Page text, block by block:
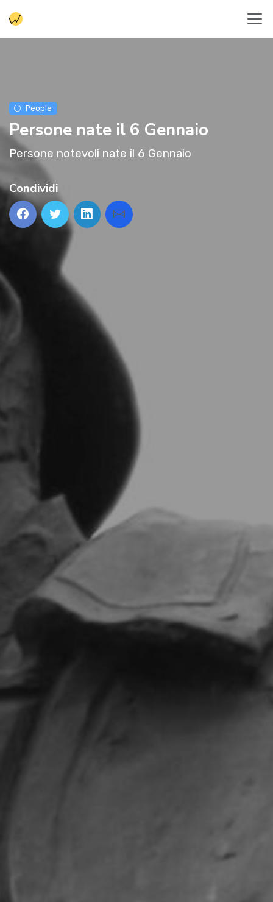
People
Persone nate il 6 Gennaio
Persone notevoli nate il 6 Gennaio
Condividi